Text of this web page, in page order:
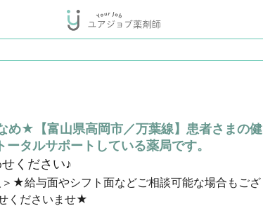
★【富山県高岡市／万葉線】患者さまの健
タルサポートしている薬局です。
ください♪
★給与面やシフト面などご相談可能な場合もござ
くださいませ★